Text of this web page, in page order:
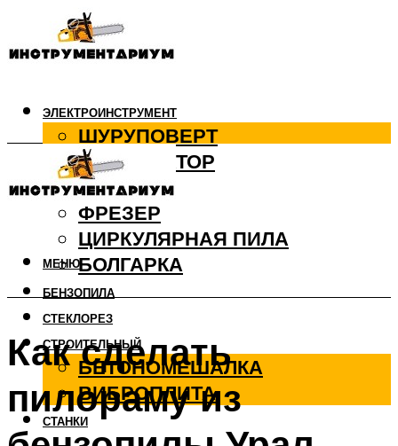
ЭЛЕКТРОИНСТРУМЕНТ
ШУРУПОВЕРТ
ПЕРФОРАТОР
ДРЕЛЬ
ФРЕЗЕР
ЦИРКУЛЯРНАЯ ПИЛА
БОЛГАРКА
БЕНЗОПИЛА
СТЕКЛОРЕЗ
СТРОИТЕЛЬНЫЙ
БЕТОНОМЕШАЛКА
ВИБРОПЛИТА
СТАНКИ
МЕНЮ
Как сделать
пилораму из